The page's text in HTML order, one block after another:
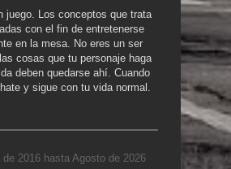
juego. Los conceptos que trata
con el fin de entretenerse
en la mesa. No eres un ser
cosas que tu personaje haga
deben quedarse ahí. Cuando
y sigue con tu vida normal.
de 2016 hasta Agosto de 2026